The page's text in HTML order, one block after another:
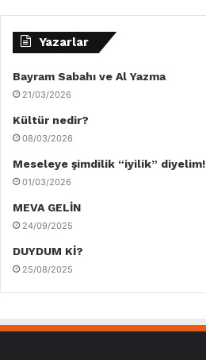
Yazarlar
Bayram Sabahı ve Al Yazma
21/03/2026
Kültür nedir?
08/03/2026
Meseleye şimdilik “iyilik” diyelim!
01/03/2026
MEVA GELİN
24/09/2025
DUYDUM Kİ?
25/08/2025